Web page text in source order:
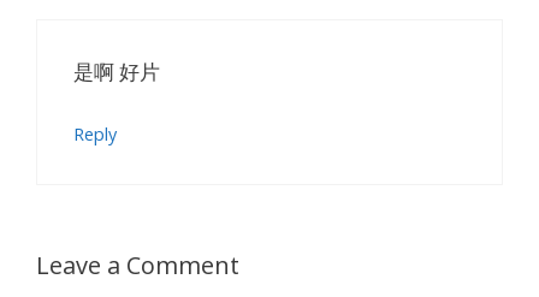
是啊 好片
Reply
Leave a Comment